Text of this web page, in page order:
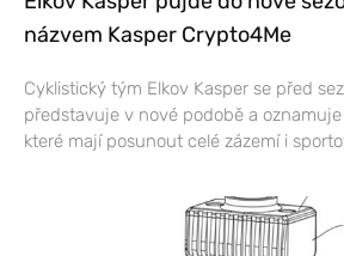
názvem Kasper Crypto4Me
Cyklistický tým Elkov Kasper se před
představuje v nové podobě a
které mají posunout celé zázemí i